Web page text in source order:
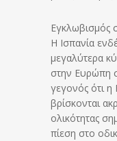
Εγκλωβισμός
Η Ισπανία
μεγαλύτερα
στην Ευρώπη
γεγονός ότι
βρίσκονται
ολικότητας
πίεση στο